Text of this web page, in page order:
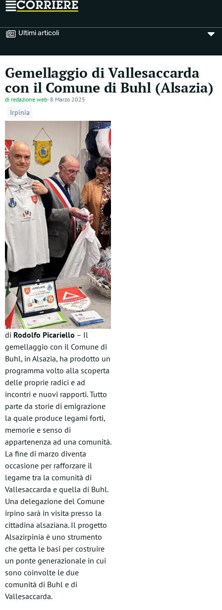
Ultimi articoli
Gemellaggio di Vallesaccarda
con il Comune di Buhl (Alsazia)
di redazione web- 8 Marzo 2025
Irpinia
di Rodolfo Picariello – Il
gemellaggio con il Comune di
Buhl, in Alsazia, ha prodotto un
programma volto alla scoperta
delle proprie radici e ad
incontri e nuovi rapporti. Tutto
parte da storie di emigrazione
la quale produce legami forti,
memorie e senso di
appartenenza ad una comunità.
La fine di marzo diventa
occasione per rafforzare il
legame tra la comunità di
Vallesaccarda e quella di Buhl.
Una delegazione del Comune
irpino sarà in visita presso la
cittadina alsaziana. Il progetto
Alsazirpinia è uno strumento
che getta le basi per costruire
un ponte generazionale in cui
sono coinvolte le due
comunità di Buhl e di
Vallesaccarda.